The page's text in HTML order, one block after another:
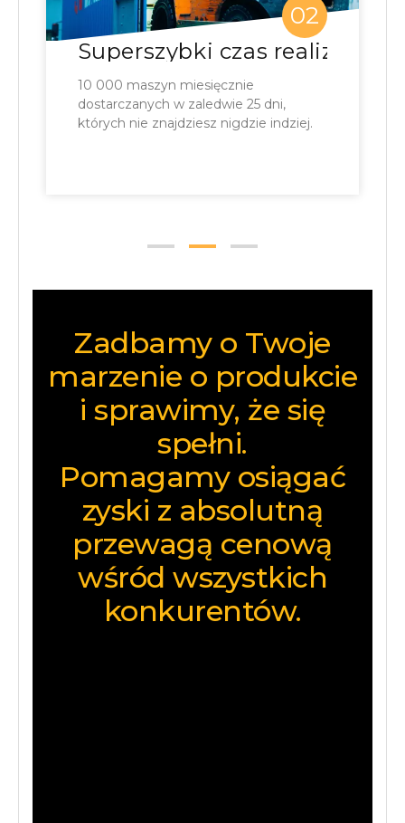
02
Superszybki czas realizacji
10 000 maszyn miesięcznie
dostarczanych w zaledwie 25 dni,
których nie znajdziesz nigdzie indziej.
Zadbamy o Twoje
marzenie o produkcie
i sprawimy, że się
spełni.
Pomagamy osiągać
zyski z absolutną
przewagą cenową
wśród wszystkich
konkurentów.